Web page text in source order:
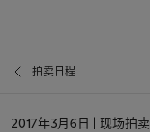
拍卖日程
日
2017年3月6日 | 现场拍